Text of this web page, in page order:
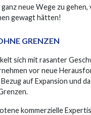
neue Wege zu gehen,
gewagt hätten!
GRENZEN
sich mit rasanter
vor neue
auf Expansion und
kommerzielle